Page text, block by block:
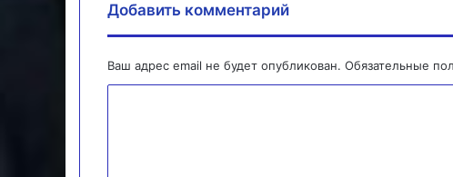
Добавить комментарий
Ваш адрес email не будет опубликован. Обязательные